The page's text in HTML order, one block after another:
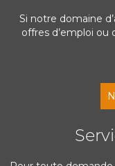
Si notre domaine
offres d’emploi